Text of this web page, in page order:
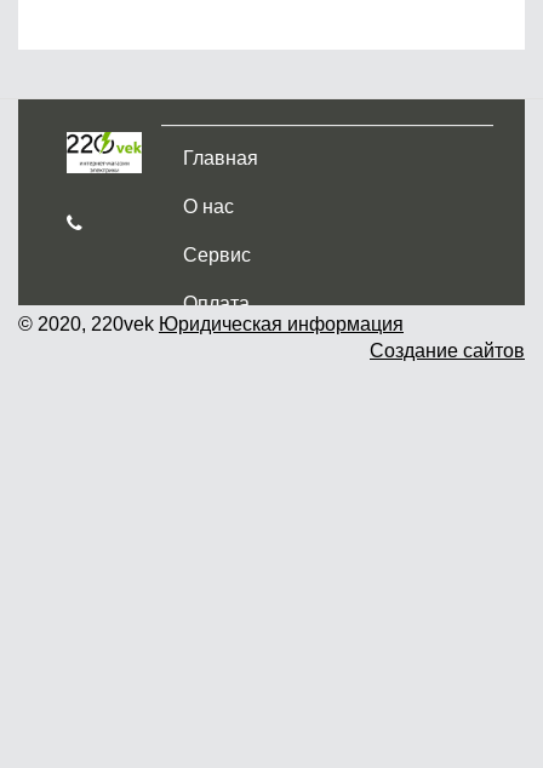
Главная
О нас
Сервис
Оплата
Доставка и самовывоз
© 2020, 220vek Юридическая информация
Создание сайтов